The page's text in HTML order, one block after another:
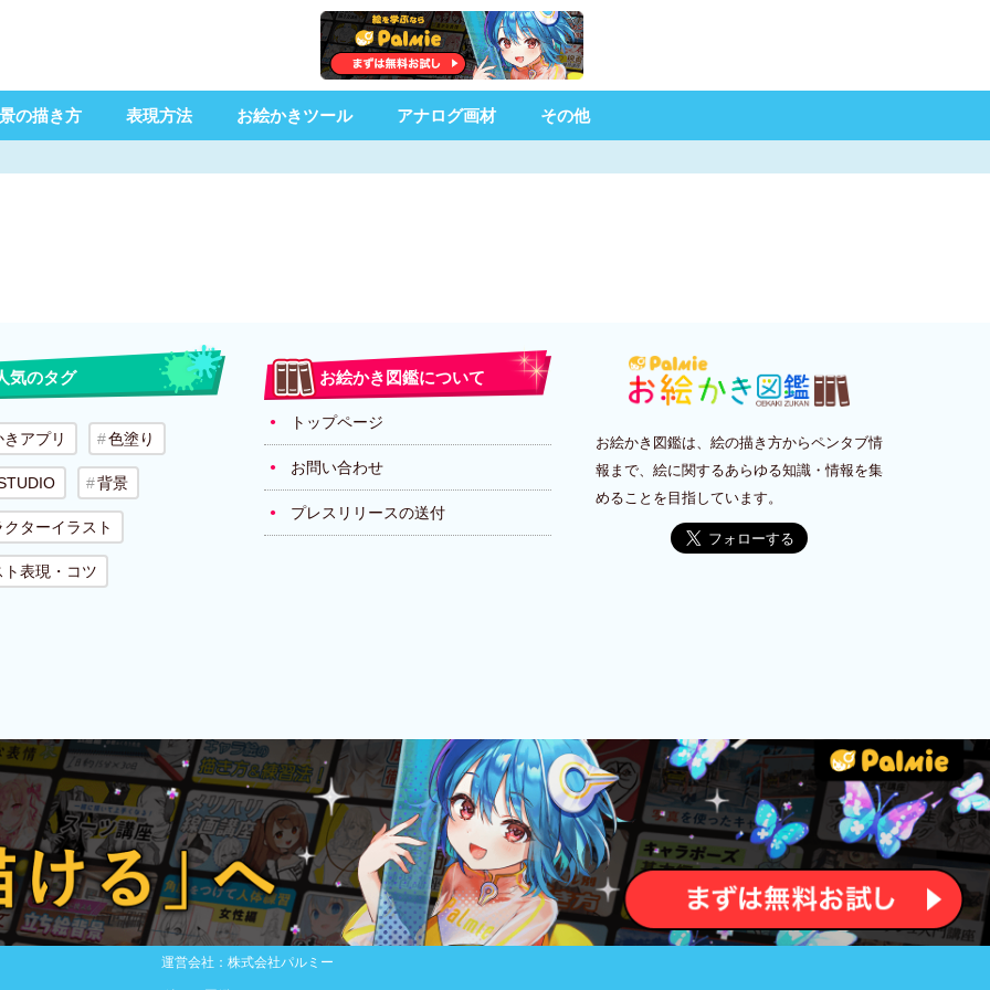
の描き方 表現方法 お絵かきツール アナログ画材 その他
気のタグ
アプリ 色塗り
背景
ターイラスト
ト表現・コツ
お絵かき図鑑について
トップページ
お問い合わせ
プレスリリースの送付
お絵かき図鑑は、絵の描き方からペンタブ情
報まで、絵に関するあらゆる知識・情報を集
めることを目指しています。
運営会社：株式会社パルミー